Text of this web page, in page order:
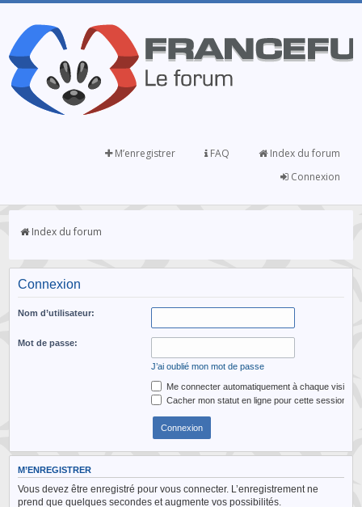
Index du forum
FAQ
M’enregistrer
Connexion
Index du forum
Connexion
Nom d’utilisateur:
Mot de passe:
J’ai oublié mon mot de passe
Me connecter automatiquement à chaque visite
Cacher mon statut en ligne pour cette session
M’ENREGISTRER
Vous devez être enregistré pour vous connecter. L’enregistrement ne
prend que quelques secondes et augmente vos possibilités.